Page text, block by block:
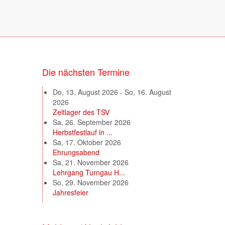
Die nächsten Termine
Do, 13. August 2026 - So, 16. August
2026
Zeltlager des TSV
Sa, 26. September 2026
Herbstfestlauf in ...
Sa, 17. Oktober 2026
Ehrungsabend
Sa, 21. November 2026
Lehrgang Turngau H...
So, 29. November 2026
Jahresfeier